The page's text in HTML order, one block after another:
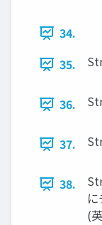
34.
35.
36.
37.
38.
(